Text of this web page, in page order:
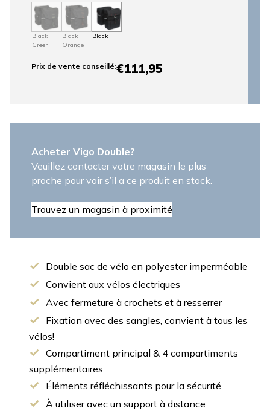
Black
Green
Black
Orange
Black
Prix ​​de vente conseillé:€111,95
Acheter Vigo Double?
Veuillez contacter votre magasin le plus
proche pour voir s’il a ce produit en stock.
Trouvez un magasin à proximité
Double sac de vélo en polyester imperméable
Convient aux vélos électriques
Avec fermeture à crochets et à resserrer
Fixation avec des sangles, convient à tous les
vélos!
Compartiment principal & 4 compartiments
supplémentaires
Éléments réfléchissants pour la sécurité
À utiliser avec un support à distance